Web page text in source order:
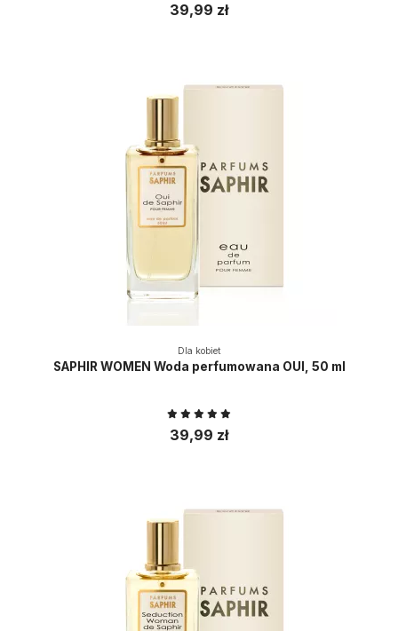
39,99 zł
Dla kobiet
SAPHIR WOMEN Woda perfumowana OUI, 50 ml
39,99 zł